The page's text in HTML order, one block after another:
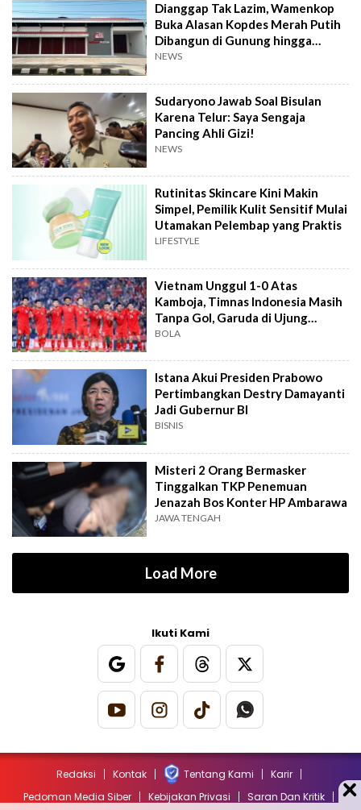
Dianggap Tak Lazim, Wamenkop
Buka Alasan Kopdes Merah Putih
Dibangun di Gunung hingga
Dekat TPA
NEWS
Sudaryono Jawab Soal Bisulan
Karena Telur: Saya Sengaja
Pancing Ahli Gizi!
NEWS
Rutinitas Skincare Kini Makin
Simpel, Pemilik Kulit Sensitif Mulai
Utamakan Pelembap yang Praktis
LIFESTYLE
Vietnam Unggul 1-0 Atas
Kamboja, Timnas Indonesia Masih
Tanpa Gol, Garuda di Ujung
Tanduk
BOLA
Istana Akui Presiden Prabowo
Pertimbangkan Destry Damayanti
Jadi Gubernur BI
BISNIS
Misteri 2 Orang Bermasker
Tinggalkan TKP Penemuan
Jenazah Bos Konter HP Ambarawa
JAWA TENGAH
Load More
Ikuti Kami
Redaksi Kontak Tentang Kami
Karir
Pedoman Media Siber
Kebijakan Privasi Saran Dan Kritik